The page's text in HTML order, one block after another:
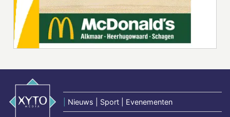
Nieuws | Sport | Evenementen